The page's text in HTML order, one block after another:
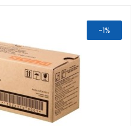
-1%